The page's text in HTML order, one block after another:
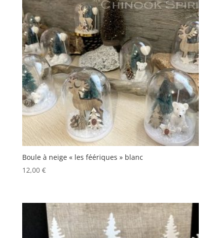
Boule à neige « les féériques » blanc
12,00 €